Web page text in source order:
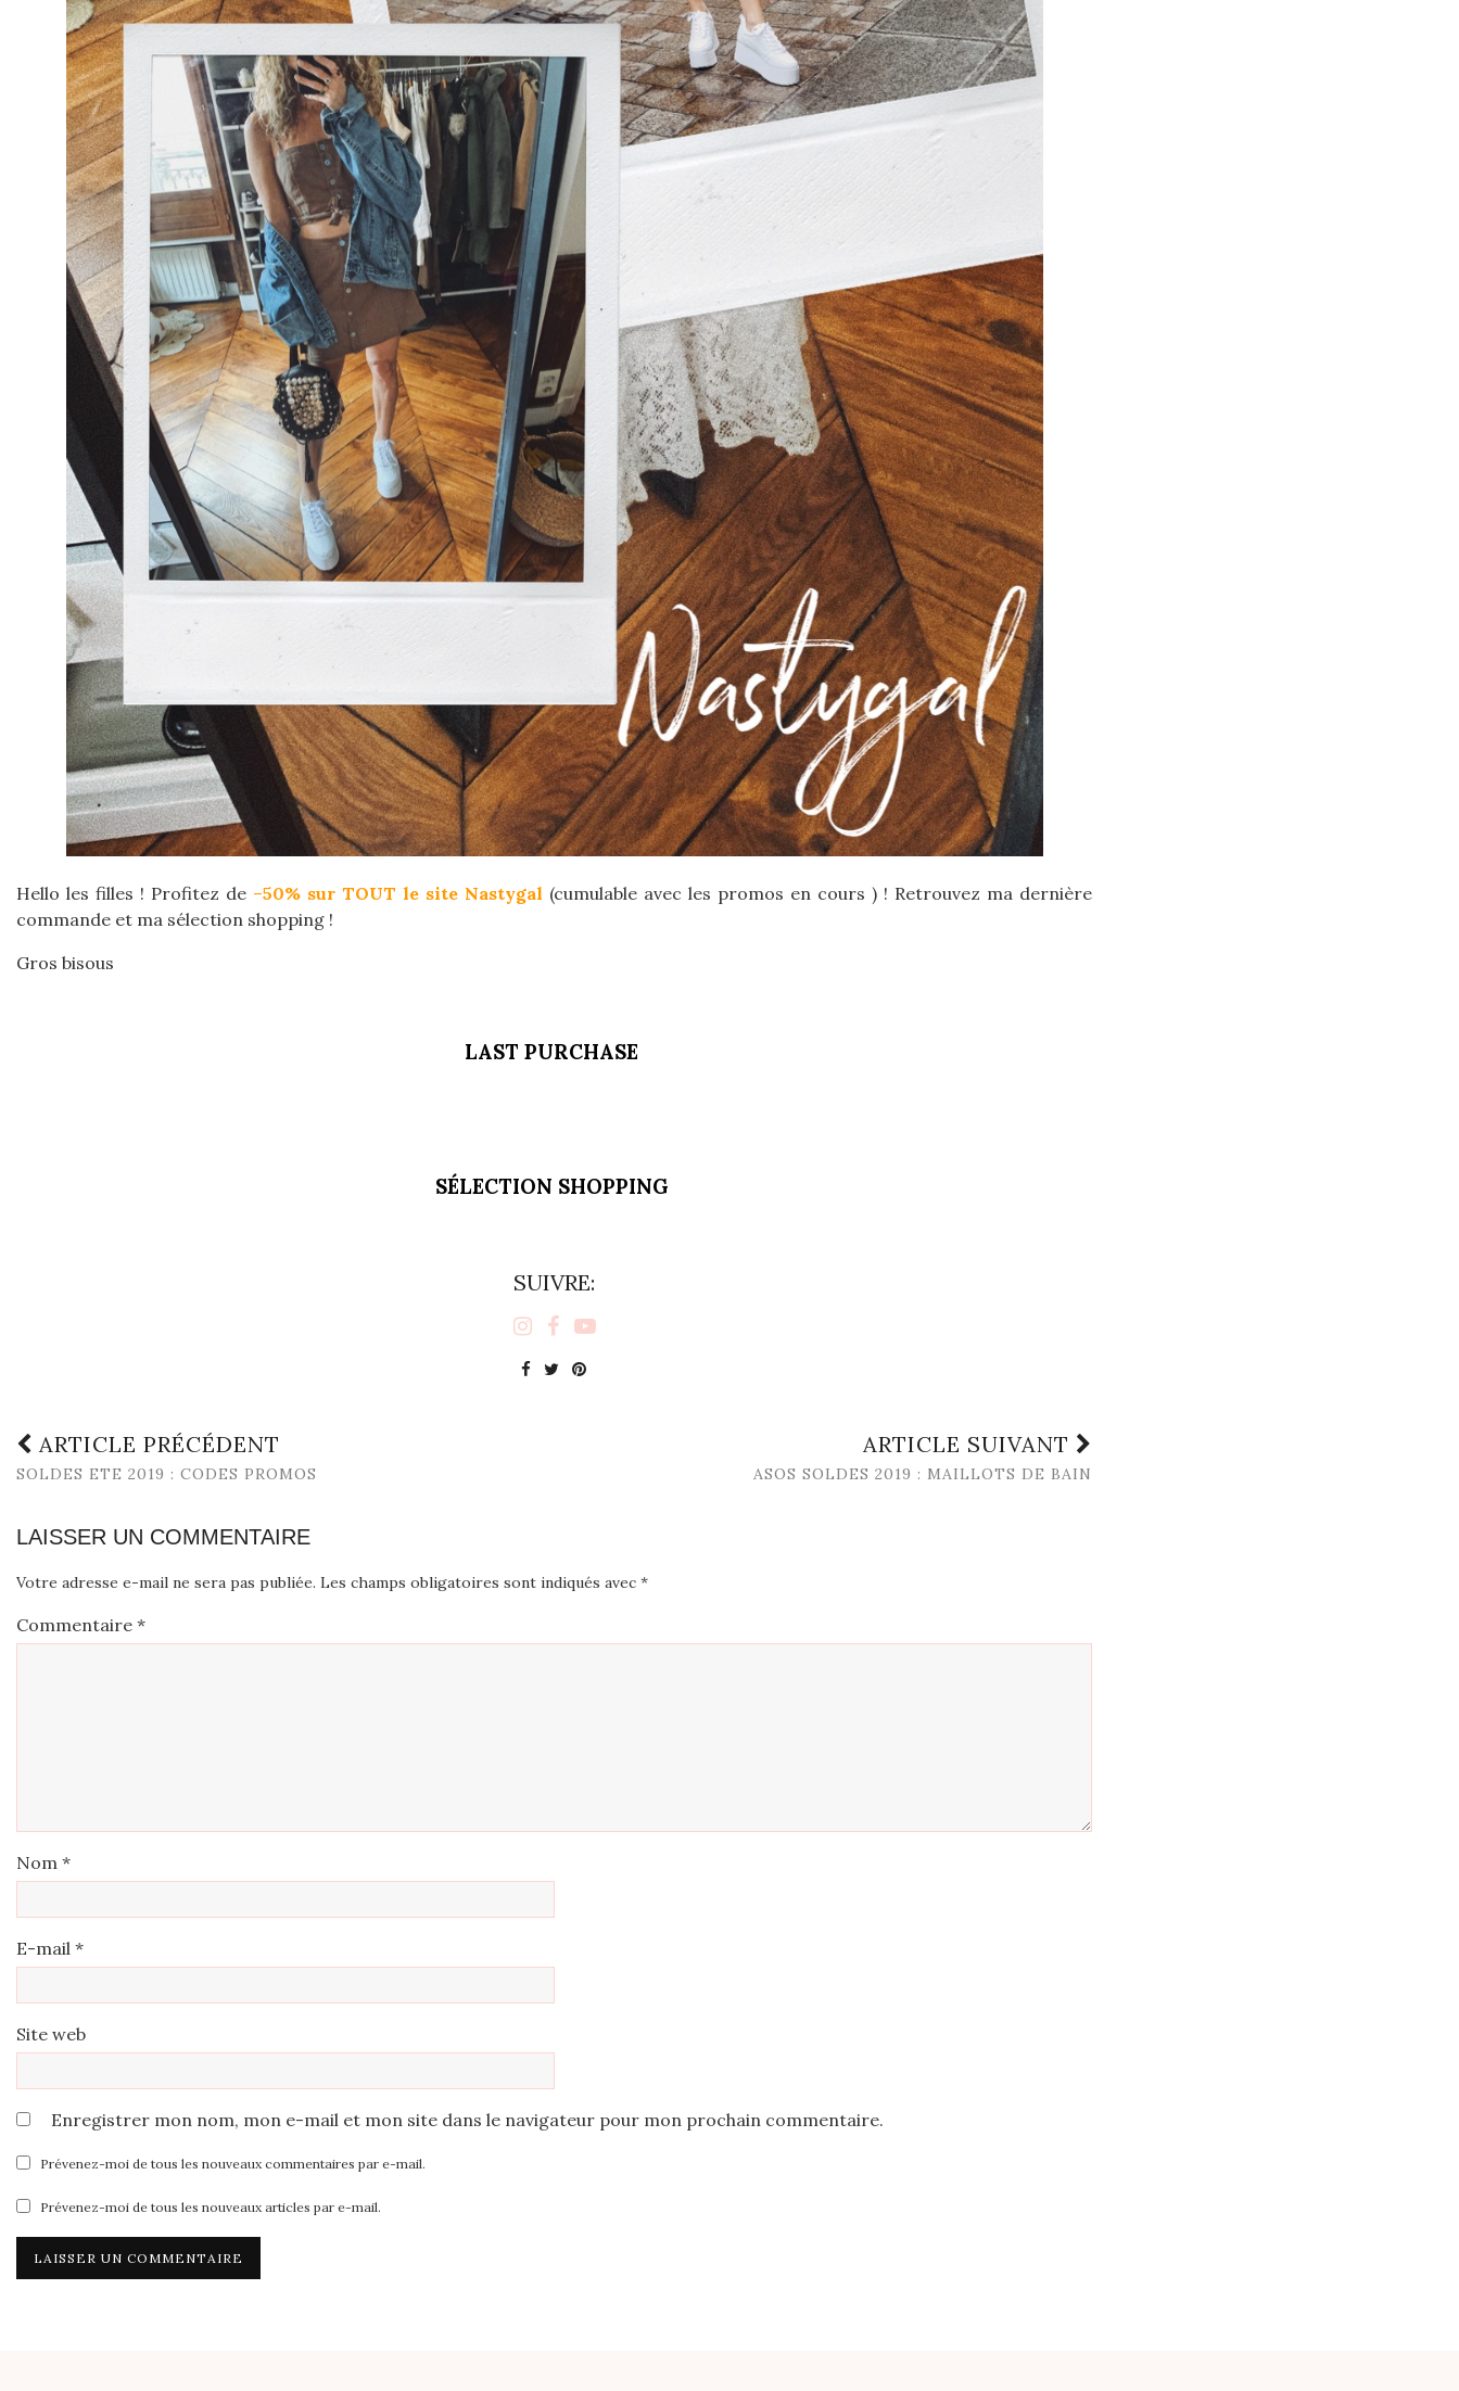
Hello les filles ! Profitez de –50% sur TOUT le site Nastygal (cumulable avec les promos en cours ) ! Retrouvez ma dernière
commande et ma sélection shopping !
Gros bisous
LAST PURCHASE
SÉLECTION SHOPPING
SUIVRE:
ARTICLE PRÉCÉDENT
SOLDES ETE 2019 : CODES PROMOS
ARTICLE SUIVANT
ASOS SOLDES 2019 : MAILLOTS DE BAIN
LAISSER UN COMMENTAIRE
Votre adresse e-mail ne sera pas publiée. Les champs obligatoires sont indiqués avec *
Commentaire *
Nom *
E-mail *
Site web
Enregistrer mon nom, mon e-mail et mon site dans le navigateur pour mon prochain commentaire.
Prévenez-moi de tous les nouveaux commentaires par e-mail.
Prévenez-moi de tous les nouveaux articles par e-mail.